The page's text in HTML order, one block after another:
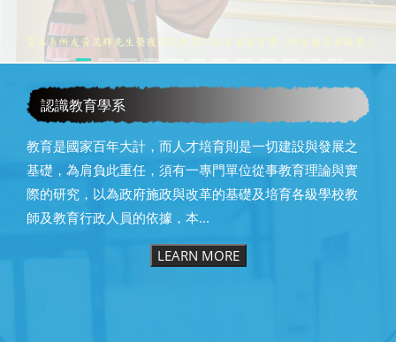
認識教育學系
教育是國家百年大計，而人才培育則是一切建設與發展之
基礎，為肩負此重任，須有一專門單位從事教育理論與實
際的研究，以為政府施政與改革的基礎及培育各級學校教
師及教育行政人員的依據，本...
LEARN MORE